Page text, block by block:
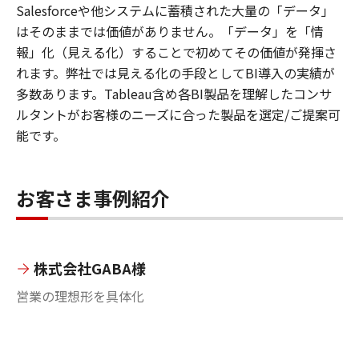
Salesforceや他システムに蓄積された大量の「データ」
はそのままでは価値がありません。「データ」を「情
報」化（見える化）することで初めてその価値が発揮さ
れます。弊社では見える化の手段としてBI導入の実績が
多数あります。Tableau含め各BI製品を理解したコンサ
ルタントがお客様のニーズに合った製品を選定/ご提案可
能です。
お客さま事例紹介
株式会社GABA様
営業の理想形を具体化